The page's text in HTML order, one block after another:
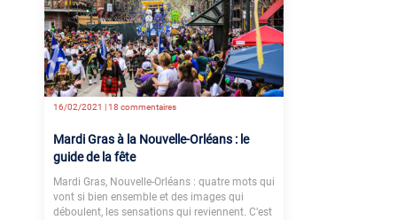
16/02/2021 |18 commentaires
Mardi Gras à la Nouvelle-Orléans : le
guide de la fête
Mardi Gras, Nouvelle-Orléans : quatre mots qui
vont si bien ensemble et des images qui
déboulent, les sensations qui reviennent. C’est